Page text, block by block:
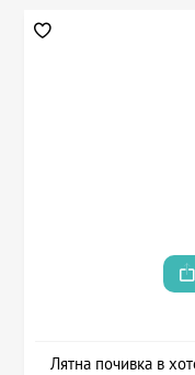
Лятна почивка в